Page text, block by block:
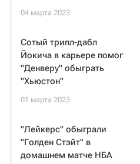
04 марта 2023
Сотый трипл-дабл
Йокича в карьере помог
"Денверу" обыграть
"Хьюстон"
01 марта 2023
"Лейкерс" обыграли
"Голден Стэйт" в
домашнем матче НБА